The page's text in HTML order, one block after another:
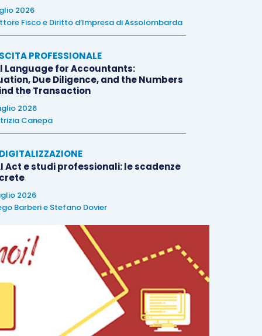
2026
Fisco e Diritto d’Impresa di Assolombarda
PROFESSIONALE
Language for Accountants:
Due Diligence, and the Numbers
the Transaction
2026
Canepa
Act e studi professionali: le scadenze
2026
Barberie Stefano Dovier